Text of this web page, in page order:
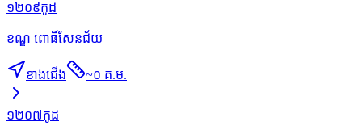
១២០៩កូដ
ខណ្ឌ ពោធិ៍សែនជ័យ
ខាងជើង ~០ គ.ម.
១២០៧ កូដ